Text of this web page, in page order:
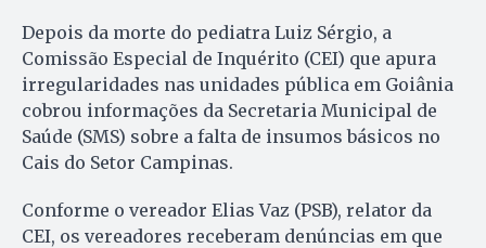
Depois da morte do pediatra Lu­iz Sérgio, a
Comissão Especial de Inquérito (CEI) que apura
irregularidades nas unidades pública em Goi­ânia
cobrou informações da Se­cretaria Municipal de
Saúde (SMS) sobre a falta de in­su­mos básicos no
Cais do Setor Cam­pinas.
Conforme o vereador Elias Vaz (PSB), relator da
CEI, os ve­rea­dores receberam denúncias em que